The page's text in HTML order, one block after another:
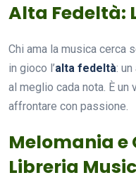
Alta Fedeltà:
Chi ama la musica cerca
in gioco l’alta fedeltà:
al meglio cada nota. È
affrontare con passione.
Melomania e
Libreria